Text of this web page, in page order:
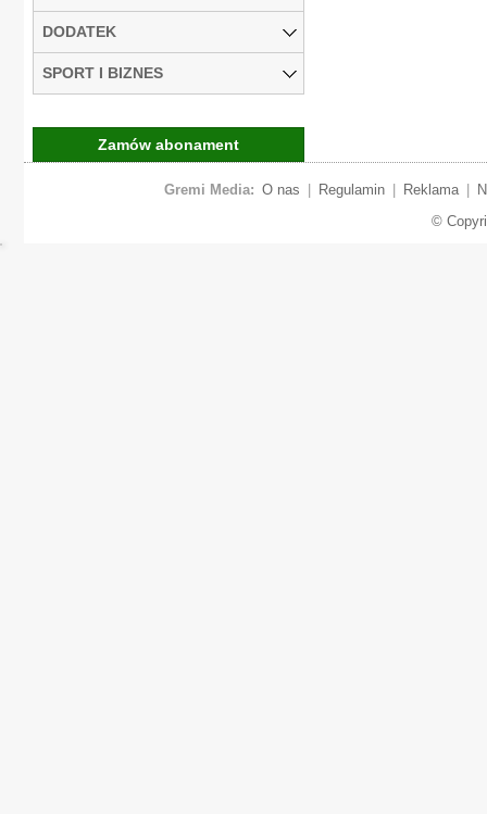
DODATEK
SPORT I BIZNES
Zamów abonament
Gremi Media: O nas Regulamin Reklama
©